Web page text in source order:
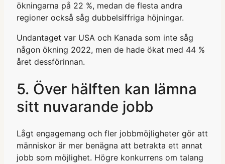
ökningarna på 22 %, medan de flesta andra
regioner också såg dubbelsiffriga höjningar.
Undantaget var USA och Kanada som inte såg
någon ökning 2022, men de hade ökat med 44 %
året dessförinnan.
5. Över hälften kan lämna
sitt nuvarande jobb
Lågt engagemang och fler jobbmöjligheter gör att
människor är mer benägna att betrakta ett annat
jobb som möjlighet. Högre konkurrens om talang